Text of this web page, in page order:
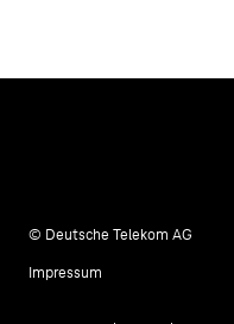
© Deutsche Telekom AG
Impressum